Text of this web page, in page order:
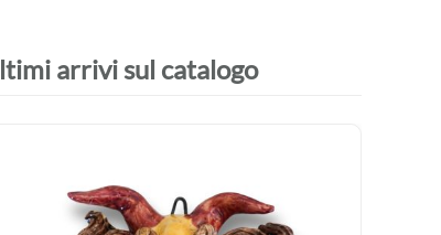
arrivi sul catalogo